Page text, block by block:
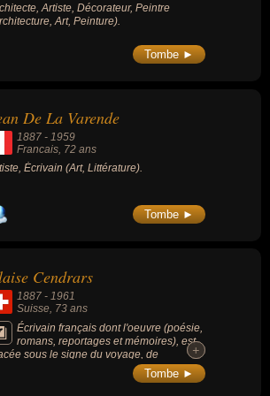
Artiste, Décorateur, Peintre
Art, Peinture).
Tombe ►
De La Varende
1887 - 1959
Francais , 72 ans
Écrivain (Art, Littérature).
Tombe ►
Cendrars
1887 - 1961
Suisse, 73 ans
Écrivain français dont l'oeuvre (poésie,
romans, reportages et mémoires), est
sous le signe du voyage, de
de la découverte et de l'exaltation
monde moderne où l'imaginaire se mêle
+
+
Tombe ►